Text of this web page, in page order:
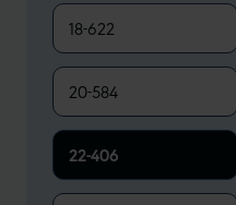
18-622
20-584
22-406